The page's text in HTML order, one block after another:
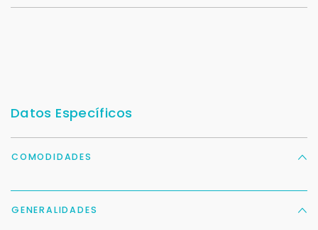
Datos Específicos
COMODIDADES
GENERALIDADES